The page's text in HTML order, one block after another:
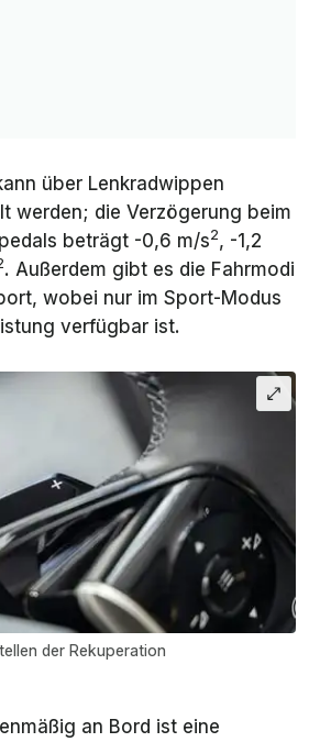
über Lenkradwippen
werden; die Verzögerung beim
beträgt -0,6 m/s2, -1,2
. Außerdem gibt es die Fahrmodi
wobei nur im Sport-Modus
verfügbar ist.
der Rekuperation
an Bord ist eine